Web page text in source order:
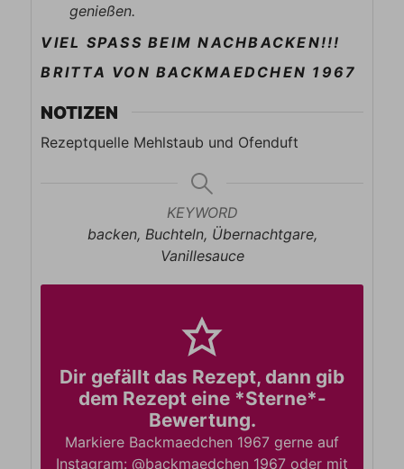
genießen.
VIEL SPASS BEIM NACHBACKEN!!!
BRITTA VON BACKMAEDCHEN 1967
NOTIZEN
Rezeptquelle Mehlstaub und Ofenduft
KEYWORD
backen, Buchteln, Übernachtgare,
Vanillesauce
Dir gefällt das Rezept, dann gib
dem Rezept eine *Sterne*-
Bewertung.
Markiere Backmaedchen 1967 gerne auf
Instagram: @backmaedchen 1967 oder mit